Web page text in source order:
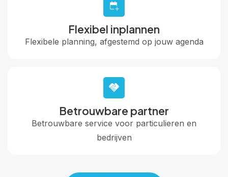
Flexibel inplannen
Flexibele planning, afgestemd op jouw agenda
Betrouwbare partner
Betrouwbare service voor particulieren en
bedrijven